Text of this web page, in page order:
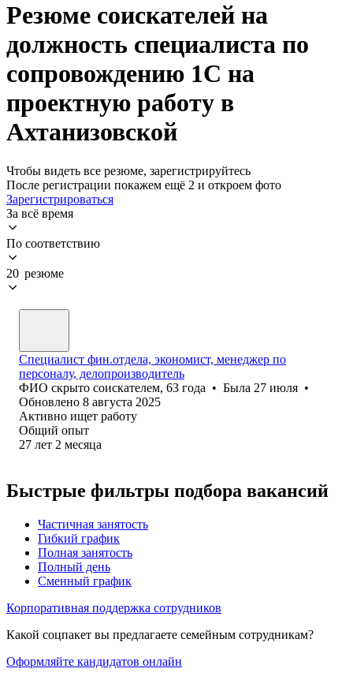
Резюме соискателей на
должность специалиста по
сопровождению 1С на
проектную работу в
Ахтанизовской
Чтобы видеть все резюме, зарегистрируйтесь
После регистрации покажем ещё 2 и откроем фото
Зарегистрироваться
За всё время
По соответствию
20 резюме
Специалист фин.отдела, экономист, менеджер по
персоналу, делопроизводитель
ФИО скрыто соискателем, 63 года • Была 27 июля •
Обновлено 8 августа 2025
Активно ищет работу
Общий опыт
27 лет 2 месяца
Быстрые фильтры подбора вакансий
Частичная занятость
Гибкий график
Полная занятость
Полный день
Сменный график
Корпоративная поддержка сотрудников
Какой соцпакет вы предлагаете семейным сотрудникам?
Оформляйте кандидатов онлайн